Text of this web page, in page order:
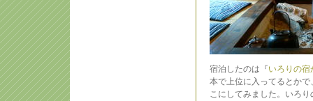
宿泊したのは『いろりの宿
本で上位に入ってるとか
こにしてみました。いろ